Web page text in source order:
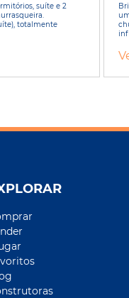
suíte e 2
totalmente